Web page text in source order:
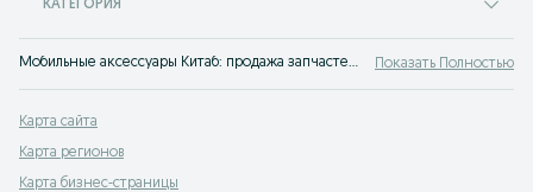
КАТЕГОРИЯ
Мобильные аксессуары Китаб: продажа запчастей для телефонов Показать Полностью
Карта сайта
Карта регионов
Карта бизнес-страницы